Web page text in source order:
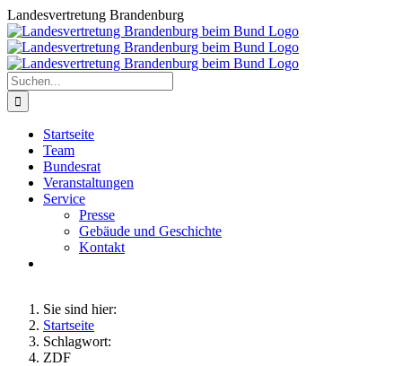
Zum
Inhalt
springen
Landesvertretung Brandenburg
Suche
nach:
Startseite
Team
Bundesrat
Veranstaltungen
Service
Presse
Gebäude und Geschichte
Kontakt
Sie sind hier:
Startseite
Schlagwort:
ZDF